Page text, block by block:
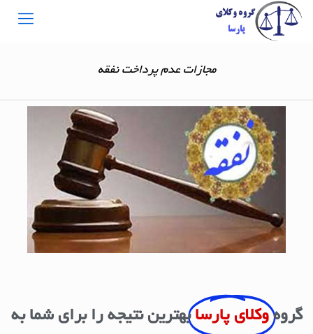
مجازات عدم پرداخت نفقه
گروه وکلای پارسا بهترین نتیجه را برای شما به